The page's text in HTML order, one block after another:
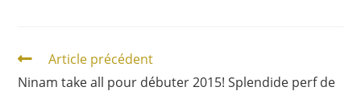
Article précédent
Ninam take all pour débuter 2015! Splendide perf de